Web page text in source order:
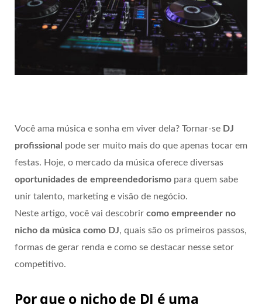
Você ama música e sonha em viver dela? Tornar-se DJ
profissional pode ser muito mais do que apenas tocar em
festas. Hoje, o mercado da música oferece diversas
oportunidades de empreendedorismo para quem sabe
unir talento, marketing e visão de negócio.
Neste artigo, você vai descobrir como empreender no
nicho da música como DJ, quais são os primeiros passos,
formas de gerar renda e como se destacar nesse setor
competitivo.
Por que o nicho de DJ é uma